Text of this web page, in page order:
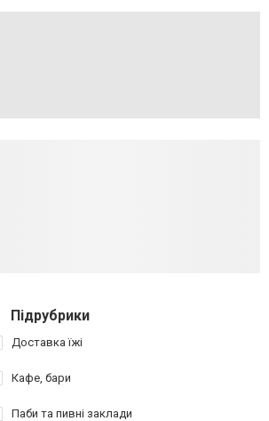
Підрубрики
Доставка їжі
Кафе, бари
Паби та пивні заклади